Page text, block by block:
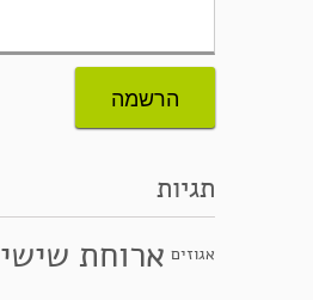
תגיות
אגוזים ארוחת שישי